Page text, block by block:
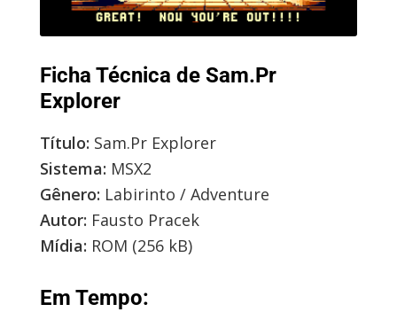
Ficha Técnica de Sam.Pr
Explorer
Título: Sam.Pr Explorer
Sistema: MSX2
Gênero: Labirinto / Adventure
Autor: Fausto Pracek
Mídia: ROM (256 kB)
Em Tempo: